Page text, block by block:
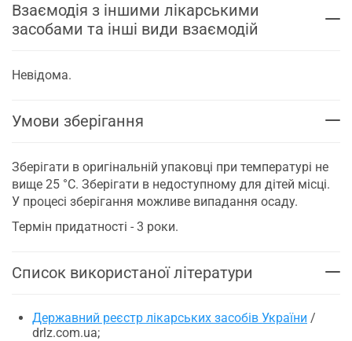
Взаємодія з іншими лікарськими
засобами та інші види взаємодій
Невідома.
Умови зберігання
Зберігати в оригінальній упаковці при температурі не
вище 25 °C. Зберігати в недоступному для дітей місці.
У процесі зберігання можливе випадання осаду.
Термін придатності - 3 роки.
Список використаної літератури
Державний реєстр лікарських засобів України /
drlz.com.ua;